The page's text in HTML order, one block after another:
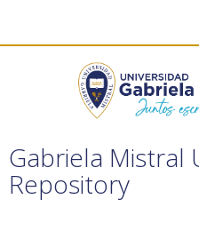
Gabriela Mistral
Repository